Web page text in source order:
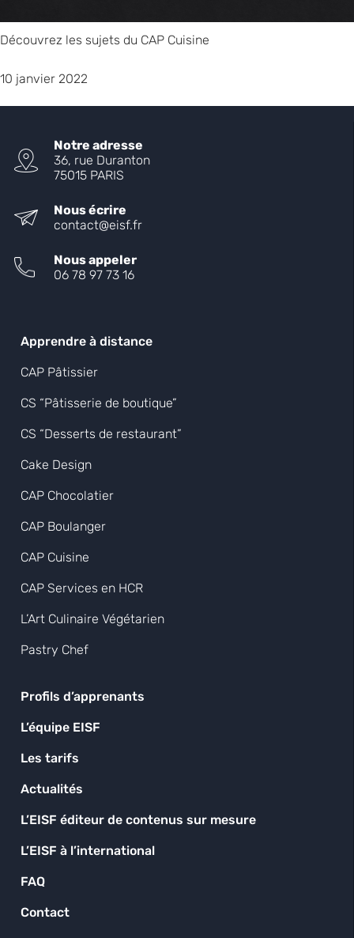
Découvrez les sujets du CAP Cuisine
10 janvier 2022
Notre adresse
36, rue Duranton
75015 PARIS
Nous écrire
contact@eisf.fr
Nous appeler
06 78 97 73 16
Apprendre à distance
CAP Pâtissier
CS “Pâtisserie de boutique”
CS “Desserts de restaurant”
Cake Design
CAP Chocolatier
CAP Boulanger
CAP Cuisine
CAP Services en HCR
L’Art Culinaire Végétarien
Pastry Chef
Profils d’apprenants
L’équipe EISF
Les tarifs
Actualités
L’EISF éditeur de contenus sur mesure
L’EISF à l’international
FAQ
Contact